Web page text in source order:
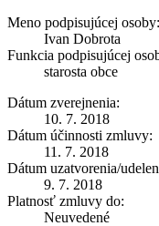
Meno podpisujúcej osoby:
Ivan Dobrota
Funkcia podpisujúcej
starosta obce
Dátum zverejnenia:
10. 7. 2018
Dátum účinnosti zmluvy:
11. 7. 2018
Dátum uzatvorenia/
9. 7. 2018
Platnosť zmluvy do:
Neuvedené